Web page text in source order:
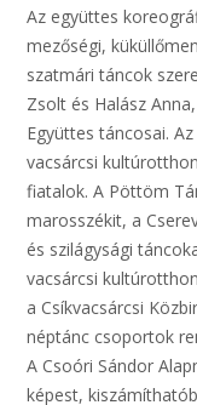
Az együttes
mezőségi,
szatmári táncok
Zsolt és Halász
Együttes táncosai.
vacsárcsi
fiatalok. A Pöttöm
marosszékit, a
és szilágysági
vacsárcsi
a Csíkvacsárcsi
néptánc csoportok
A Csoóri Sándor
képest,